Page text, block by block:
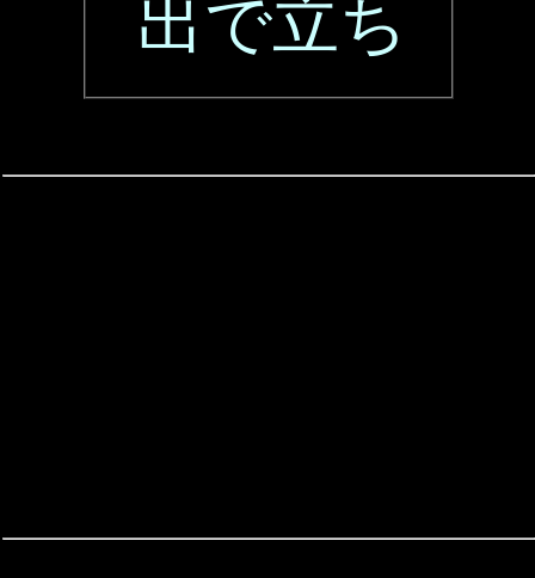
出で立ち